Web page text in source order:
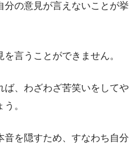
の意見が言えないことが挙
言うことができません。
ば、わざわざ苦笑いをしてや
。
を隠すため、すなわち自分